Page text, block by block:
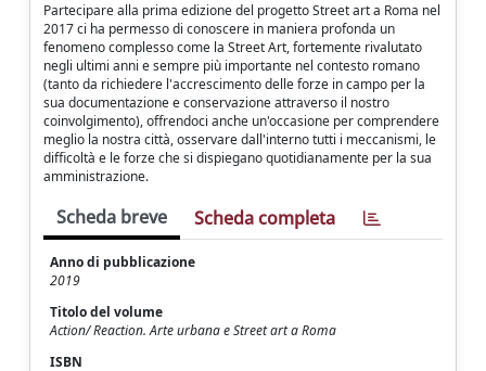
Partecipare alla prima edizione del progetto Street art a Roma nel
2017 ci ha permesso di conoscere in maniera profonda un
fenomeno complesso come la Street Art, fortemente rivalutato
negli ultimi anni e sempre più importante nel contesto romano
(tanto da richiedere l'accrescimento delle forze in campo per la
sua documentazione e conservazione attraverso il nostro
coinvolgimento), offrendoci anche un'occasione per comprendere
meglio la nostra città, osservare dall'interno tutti i meccanismi, le
difficoltà e le forze che si dispiegano quotidianamente per la sua
amministrazione.
Scheda breve Scheda completa
Anno di pubblicazione
2019
Titolo del volume
Action/ Reaction. Arte urbana e Street art a Roma
ISBN